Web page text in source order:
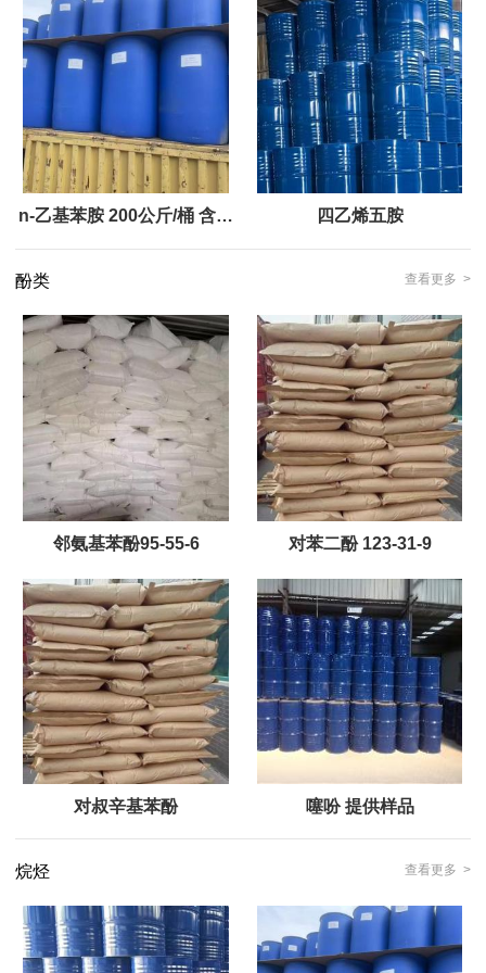
n-乙基苯胺 200公斤/桶 含量 四乙烯五胺
酚类 查看更多 >
邻氨基苯酚95-55-6 对苯二酚 123-31-9
对叔辛基苯酚 噻吩 提供样品
烷烃 查看更多 >